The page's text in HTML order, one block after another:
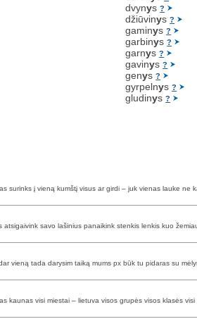
dvynys?
džiūvinys?
gaminys?
garbinys?
garnys?
gavinys?
genys?
gyrpelnys?
gludinys?
surinks į vieną kumštį visus ar girdi – juk vienas lauke ne
savo lašinius panaikink stenkis lenkis kuo
vieną tada darysim taiką mums px būk tu pidaras su
kaunas visi miestai – lietuva visos grupės visos klasės